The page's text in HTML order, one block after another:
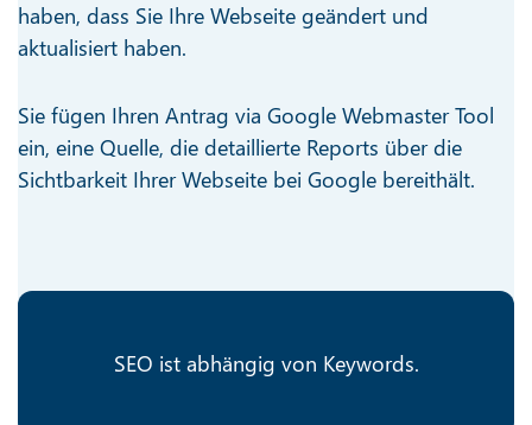
haben, dass Sie Ihre Webseite geändert und
aktualisiert haben.
Sie fügen Ihren Antrag via Google Webmaster Tool
ein, eine Quelle, die detaillierte Reports über die
Sichtbarkeit Ihrer Webseite bei Google bereithält.
SEO ist abhängig von Keywords.